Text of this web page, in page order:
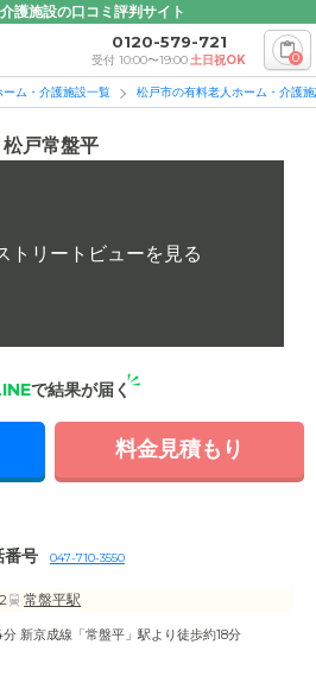
護施設の口コミ評判サイト
0120-579-721
受付 10:00〜19:00土日祝OK 0
ム・介護施設一覧 松戸市の有料老人ホーム・介護
戸常盤平
で結果が届く
料金見積もり
番号 047-710-3550
常盤平駅
新京成線「常盤平」駅より徒歩約18分